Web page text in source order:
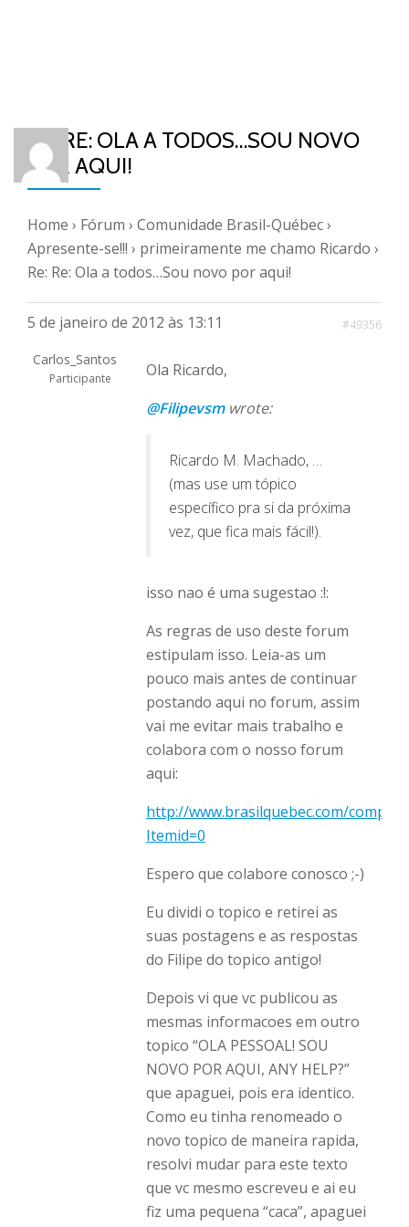
RE: RE: OLA A TODOS…SOU NOVO
POR AQUI!
Home › Fórum › Comunidade Brasil-Québec›
Apresente-se!!! › primeiramente me chamo Ricardo ›
Re: Re: Ola a todos…Sou novo por aqui!
5 de janeiro de 2012 às 13:11 #49356
Carlos_Santos
Participante
Ola Ricardo,
@Filipevsmwrote:
Ricardo M. Machado, …
(mas use um tópico
específico pra si da próxima
vez, que fica mais fácil!).
isso nao é uma sugestao :!:
As regras de uso deste forum
estipulam isso. Leia-as um
pouco mais antes de continuar
postando aqui no forum, assim
vai me evitar mais trabalho e
colabora com o nosso forum
aqui:
http://www.brasilquebec.com/
Itemid=0
Espero que colabore conosco ;-)
Eu dividi o topico e retirei as
suas postagens e as respostas
do Filipe do topico antigo!
Depois vi que vc publicou as
mesmas informacoes em outro
topico “OLA PESSOAL! SOU
NOVO POR AQUI, ANY HELP?”
que apaguei, pois era identico.
Como eu tinha renomeado o
novo topico de maneira rapida,
resolvi mudar para este texto
que vc mesmo escreveu e ai eu
fiz uma pequena “caca”, apaguei